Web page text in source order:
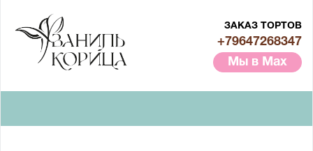
ЗАКАЗ ТОРТОВ
+79647268347
Мы в Max